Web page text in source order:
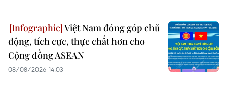
Việt Nam đóng góp chủ
động, tích cực, thực chất hơn cho
Cộng đồng ASEAN
08/08/2026 14:03